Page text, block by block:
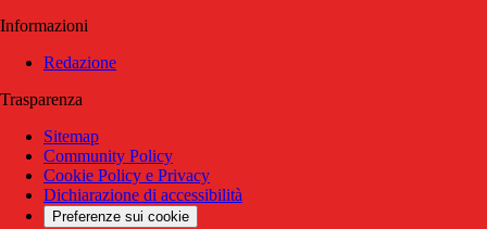
Informazioni
Redazione
Trasparenza
Sitemap
Community Policy
Cookie Policy e Privacy
Dichiarazione di accessibilità
Preferenze sui cookie